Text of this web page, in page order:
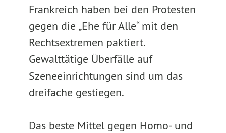
Frankreich haben bei den Protesten
gegen die „Ehe für Alle“ mit den
Rechtsextremen paktiert.
Gewalttätige Überfälle auf
Szeneeinrichtungen sind um das
dreifache gestiegen.
Das beste Mittel gegen Homo- und